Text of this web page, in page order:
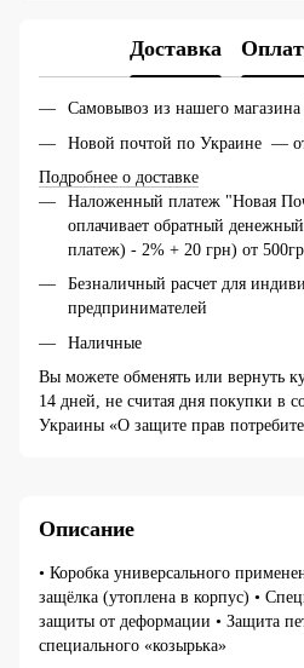
Доставка
Самовывоз из нашего магазина
Новой почтой по Украине —
Подробнее о доставке
Наложенный платеж "Новая
оплачивает обратный
платеж) - 2% + 20 грн) от
Безналичный расчет для
предпринимателей
Наличные
Вы можете обменять или вернуть
14 дней, не считая дня покупки в
Украины «О защите прав
Описание
• Коробка универсального
защёлка (утоплена в корпус) •
защиты от деформации • Защита
специального «козырька»